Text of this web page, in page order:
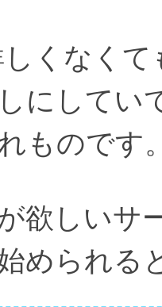
くなく
にしてい
ものです
欲しいサ
められる